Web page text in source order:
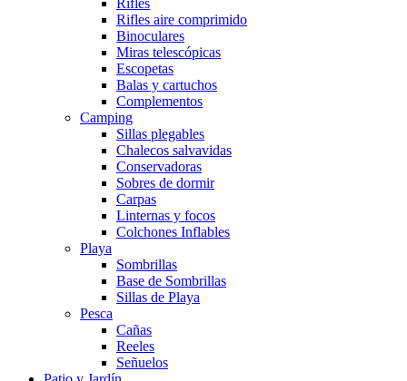
Rifles
Rifles aire comprimido
Binoculares
Miras telescópicas
Escopetas
Balas y cartuchos
Complementos
Camping
Sillas plegables
Chalecos salvavidas
Conservadoras
Sobres de dormir
Carpas
Linternas y focos
Colchones Inflables
Playa
Sombrillas
Base de Sombrillas
Sillas de Playa
Pesca
Cañas
Reeles
Señuelos